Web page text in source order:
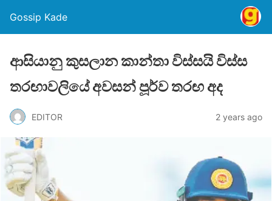
Gossip Kade
ආසියානු කුසලාන කාන්තා විස්සයි විස්ස
තරඟාවලියේ අවසන් පූර්ව තරඟ අද
EDITOR 2 years ago